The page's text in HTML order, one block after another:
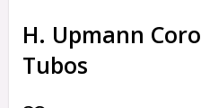
H. Upmann
Tubos